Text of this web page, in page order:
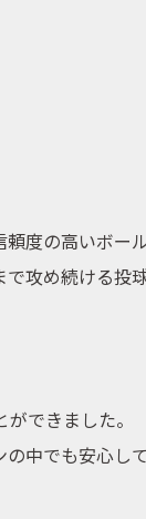
度の高いボール
攻め続ける投
できました。
中でも安心し